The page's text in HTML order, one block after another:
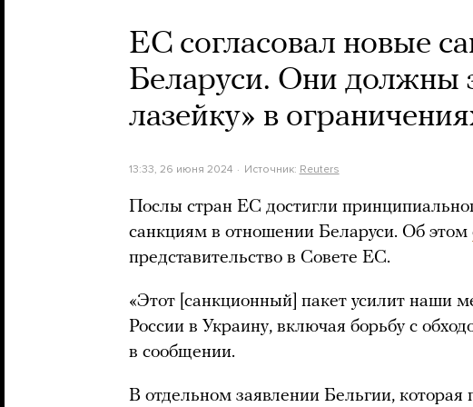
ЕС согласовал новые
Беларуси. Они должны
лазейку» в
13:33, 26 июня 2024 Источник: Reuters
Послы стран ЕС достигли
санкциям в отношении Беларуси. Об этом
представительство в Совете ЕС.
«Этот [санкционный] пакет усилит наши
России в Украину, включая борьбу с
в сообщении.
В отдельном заявлении Бельгии, которая